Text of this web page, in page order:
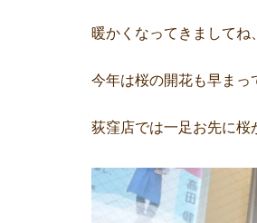
暖かくなってきましてね
今年は桜の開花も早まっ
荻窪店では一足お先に桜